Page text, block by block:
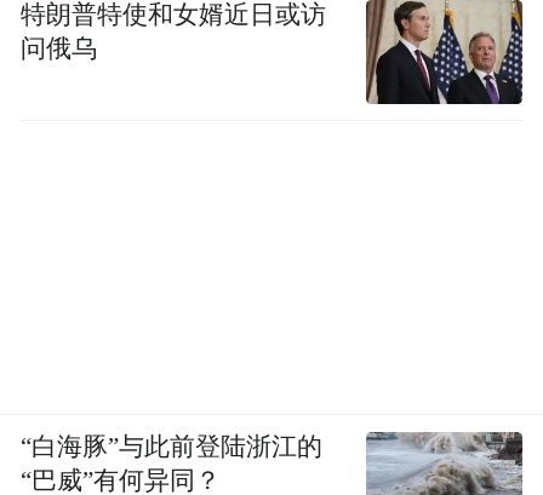
特朗普特使和女婿近日或访
问俄乌
“白海豚”与此前登陆浙江的
“巴威”有何异同？